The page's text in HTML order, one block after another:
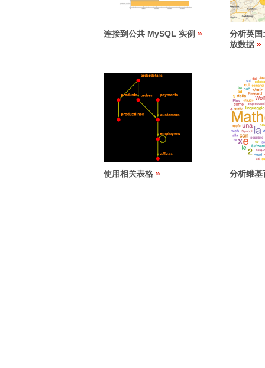
连接到公共 MySQL 实例
分析英国
放数据
使用相关表格 分析维基